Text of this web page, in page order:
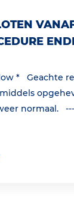
* Geachte
normaal.